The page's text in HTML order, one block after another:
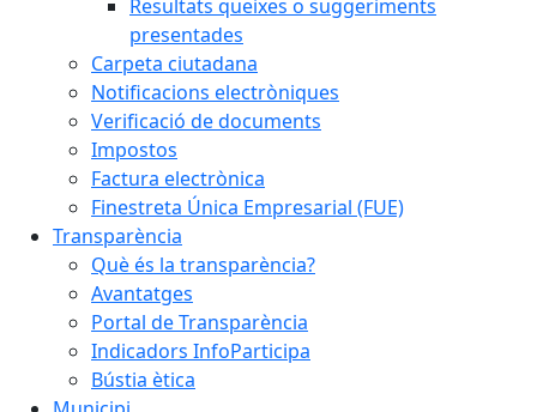
Resultats queixes o suggeriments
presentades
Carpeta ciutadana
Notificacions electròniques
Verificació de documents
Impostos
Factura electrònica
Finestreta Única Empresarial (FUE)
Transparència
Què és la transparència?
Avantatges
Portal de Transparència
Indicadors InfoParticipa
Bústia ètica